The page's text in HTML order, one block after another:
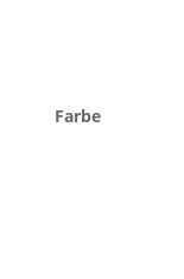
Farbe